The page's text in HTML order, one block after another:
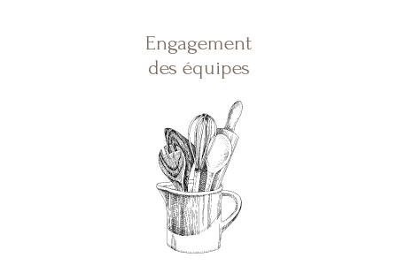
Engagement
des équipes